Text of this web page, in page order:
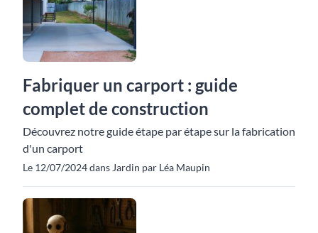
Fabriquer un carport : guide
complet de construction
Découvrez notre guide étape par étape sur la fabrication
d'un carport
Le 12/07/2024 dans Jardin par Léa Maupin